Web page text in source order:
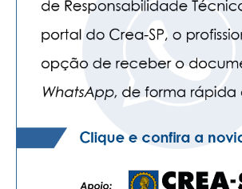
APOSENTADORIA
CONVÊNIOS